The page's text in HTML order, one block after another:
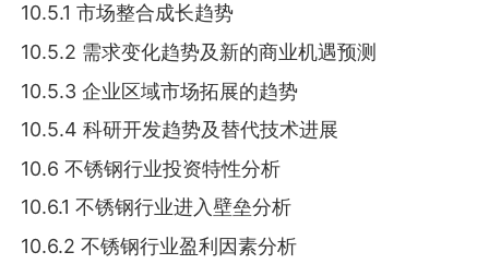
10.5.1 市场整合成长趋势
10.5.2 需求变化趋势及新的商业机遇预测
10.5.3 企业区域市场拓展的趋势
10.5.4 科研开发趋势及替代技术进展
10.6 不锈钢行业投资特性分析
10.6.1 不锈钢行业进入壁垒分析
10.6.2 不锈钢行业盈利因素分析